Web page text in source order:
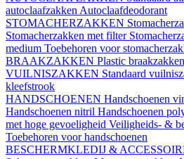
autoclaafzakken Autoclaafdeodorant
STOMACHERZAKKEN
Stomacherzakken met filter
medium Toebehoren voor
BRAAKZAKKEN Plastic braakzakken
VUILNISZAKKEN Standaard
kleefstrook
HANDSCHOENEN Handschoenen
Handschoenen nitril Handschoenen
met hoge gevoeligheid Veiligheids- &
Toebehoren voor handschoenen
BESCHERMKLEDIJ &